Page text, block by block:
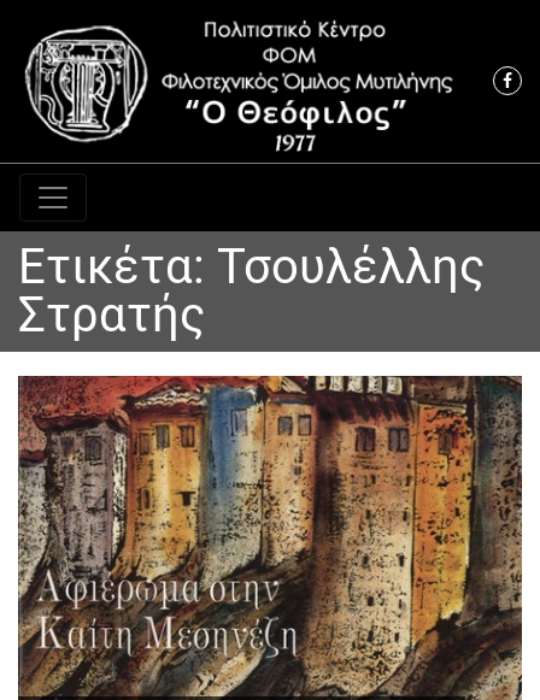
Κύρια πλοήγηση
Ετικέτα: Τσουλέλλης
Στρατής